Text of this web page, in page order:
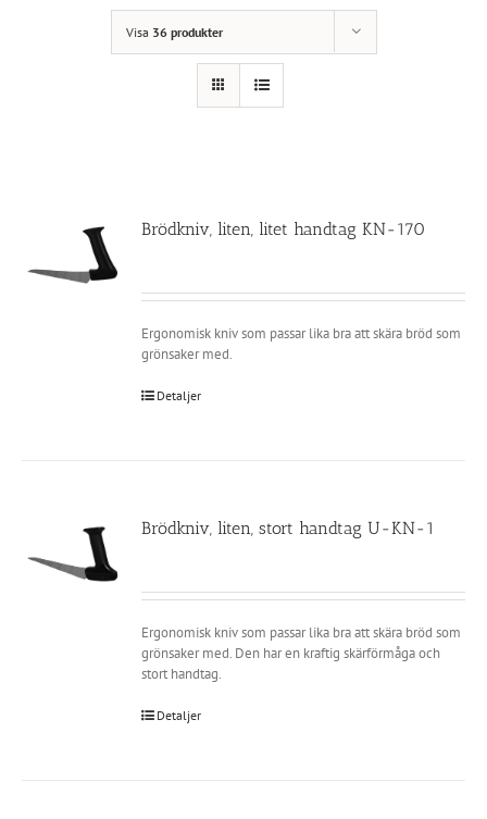
Visa 36 produkter
Brödkniv, liten, litet handtag KN-170
Ergonomisk kniv som passar lika bra att skära bröd som
grönsaker med.
Detaljer
Brödkniv, liten, stort handtag U-KN-1
Ergonomisk kniv som passar lika bra att skära bröd som
grönsaker med. Den har en kraftig skärförmåga och
stort handtag.
Detaljer